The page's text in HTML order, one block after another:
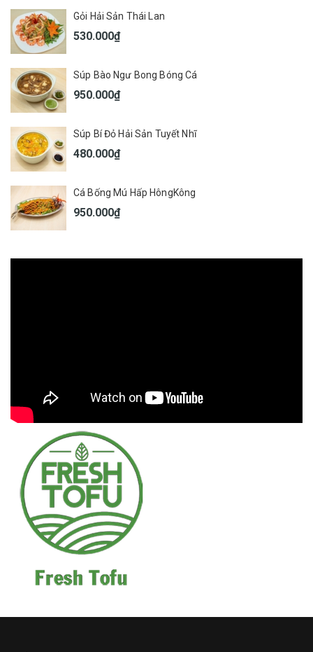
Gỏi Hải Sản Thái Lan
530.000₫
Súp Bào Ngư Bong Bóng Cá
950.000₫
Súp Bí Đỏ Hải Sản Tuyết Nhĩ
480.000₫
Cá Bống Mú Hấp HôngKông
950.000₫